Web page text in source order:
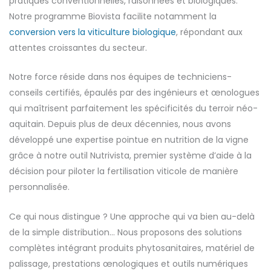
Notre programme Biovista facilite notamment la
conversion vers la viticulture biologique, répondant aux
attentes croissantes du secteur.
Notre force réside dans nos équipes de techniciens-
conseils certifiés, épaulés par des ingénieurs et œnologues
qui maîtrisent parfaitement les spécificités du terroir néo-
aquitain. Depuis plus de deux décennies, nous avons
développé une expertise pointue en nutrition de la vigne
grâce à notre outil Nutrivista, premier système d’aide à la
décision pour piloter la fertilisation viticole de manière
personnalisée.
Ce qui nous distingue ? Une approche qui va bien au-delà
de la simple distribution… Nous proposons des solutions
complètes intégrant produits phytosanitaires, matériel de
palissage, prestations œnologiques et outils numériques